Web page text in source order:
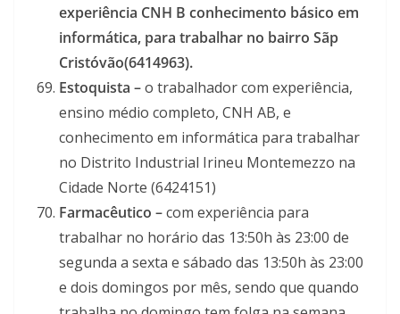
experiência CNH B conhecimento básico em
informática, para trabalhar no bairro Sãp
Cristóvão(6414963).
Estoquista –o trabalhador com experiência,
ensino médio completo, CNH AB, e
conhecimento em informática para trabalhar
no Distrito Industrial Irineu Montemezzo na
Cidade Norte (6424151)
Farmacêutico –com experiência para
trabalhar no horário das 13:50h às 23:00 de
segunda a sexta e sábado das 13:50h às 23:00
e dois domingos por mês, sendo que quando